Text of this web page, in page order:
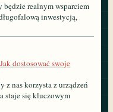
realnym wsparciem
inwestycją,
dostosować swoje
z nas korzysta z urządzeń
staje się kluczowym